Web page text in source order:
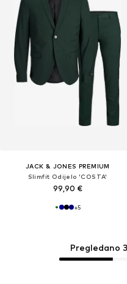
JACK & JONES PREMIUM
Slimfit Odijelo 'COSTA'
99,90 €
+5
Pregledano